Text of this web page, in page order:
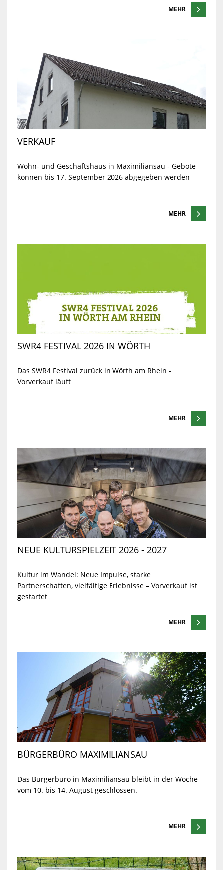
MEHR
VERKAUF
Wohn- und Geschäftshaus in Maximiliansau - Gebote
können bis 17. September 2026 abgegeben werden
MEHR
SWR4 FESTIVAL 2026 IN WÖRTH
Das SWR4 Festival zurück in Wörth am Rhein -
Vorverkauf läuft
MEHR
NEUE KULTURSPIELZEIT 2026 - 2027
Kultur im Wandel: Neue Impulse, starke
Partnerschaften, vielfältige Erlebnisse – Vorverkauf ist
gestartet
MEHR
BÜRGERBÜRO MAXIMILIANSAU
Das Bürgerbüro in Maximiliansau bleibt in der Woche
vom 10. bis 14. August geschlossen.
MEHR